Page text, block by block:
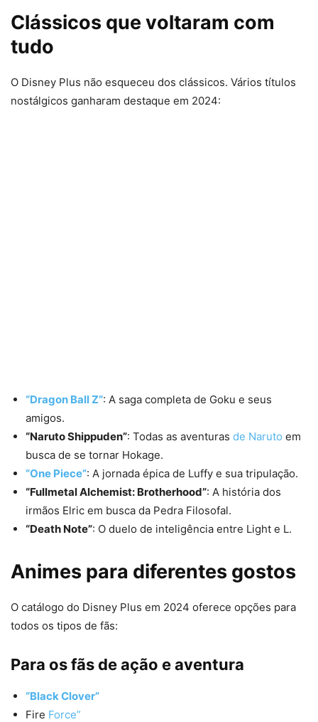
Clássicos que voltaram com
tudo
O Disney Plus não esqueceu dos clássicos. Vários títulos
nostálgicos ganharam destaque em 2024:
“Dragon Ball Z”: A saga completa de Goku e seus
amigos.
“Naruto Shippuden”: Todas as aventuras de Naruto em
busca de se tornar Hokage.
“One Piece”: A jornada épica de Luffy e sua tripulação.
“Fullmetal Alchemist: Brotherhood”: A história dos
irmãos Elric em busca da Pedra Filosofal.
“Death Note”: O duelo de inteligência entre Light e L.
Animes para diferentes gostos
O catálogo do Disney Plus em 2024 oferece opções para
todos os tipos de fãs:
Para os fãs de ação e aventura
“Black Clover”
Fire Force”